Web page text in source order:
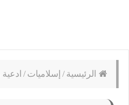
الرئيسية / إسلاميات / ادعية